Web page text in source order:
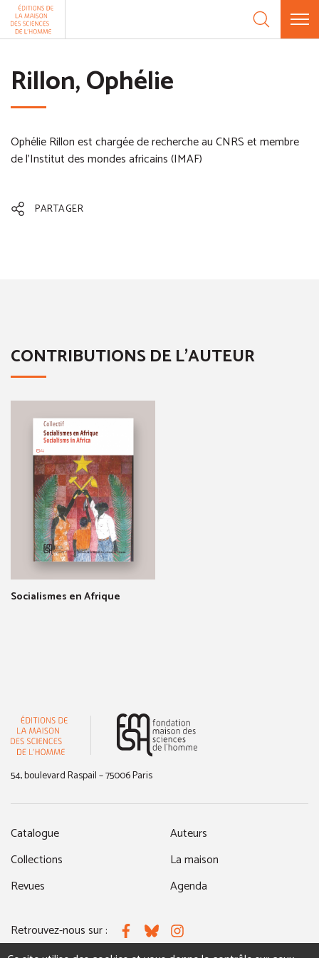
Aller au contenu
Rillon, Ophélie
Ophélie Rillon est chargée de recherche au CNRS et membre
de l'Institut des mondes africains (IMAF)
PARTAGER
CONTRIBUTIONS DE L'AUTEUR
Socialismes en Afrique
54, boulevard Raspail – 75006 Paris
Catalogue
Collections
Revues
Auteurs
La maison
Agenda
Retrouvez-nous sur : FacebookBlueskyInstagram
Panneau de gestion des cookies